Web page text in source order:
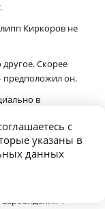
Киркоров не
Скорее
предположил он.
в
которую
ему ставила
году на
отрывок с
надеются, что
с
указаны в
данных